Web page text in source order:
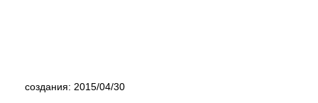
создания: 2015/04/30